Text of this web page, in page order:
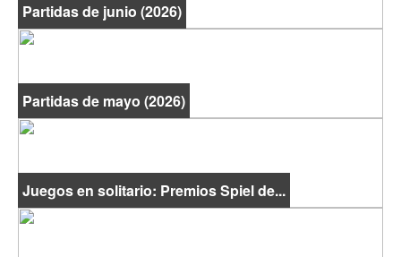
Partidas de junio (2026)
Partidas de mayo (2026)
Juegos en solitario: Premios Spiel de...